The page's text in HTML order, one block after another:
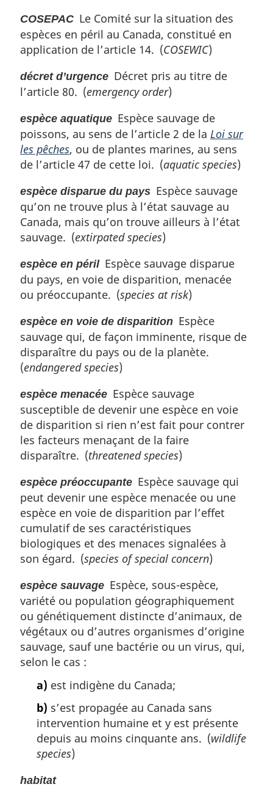
COSEPAC Le Comité sur la situation des
espèces en péril au Canada, constitué en
application de l’article 14. (COSEWIC)
décret d’urgence Décret pris au titre de
l’article 80. (emergency order)
espèce aquatique Espèce sauvage de
poissons, au sens de l’article 2 de la Loi sur
les pêches, ou de plantes marines, au sens
de l’article 47 de cette loi. (aquatic species)
espèce disparue du pays Espèce sauvage
qu’on ne trouve plus à l’état sauvage au
Canada, mais qu’on trouve ailleurs à l’état
sauvage. (extirpated species)
espèce en périlEspèce sauvage disparue
du pays, en voie de disparition, menacée
ou préoccupante. (species at risk)
espèce en voie de disparition Espèce
sauvage qui, de façon imminente, risque de
disparaître du pays ou de la planète.
(endangered species)
espèce menacée Espèce sauvage
susceptible de devenir une espèce en voie
de disparition si rien n’est fait pour contrer
les facteurs menaçant de la faire
disparaître. (threatened species)
espèce préoccupante Espèce sauvage qui
peut devenir une espèce menacée ou une
espèce en voie de disparition par l’effet
cumulatif de ses caractéristiques
biologiques et des menaces signalées à
son égard. (species of special concern)
espèce sauvage Espèce, sous-espèce,
variété ou population géographiquement
ou génétiquement distincte d’animaux, de
végétaux ou d’autres organismes d’origine
sauvage, sauf une bactérie ou un virus, qui,
selon le cas :
a) est indigène du Canada;
b) s’est propagée au Canada sans
intervention humaine et y est présente
depuis au moins cinquante ans. (wildlife
species)
habitat